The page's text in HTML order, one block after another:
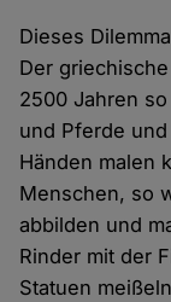
Dieses
Der
2500 Jahren
und Pferde
Händen malen
Menschen, so
abbilden und
Rinder mit der
Statuen